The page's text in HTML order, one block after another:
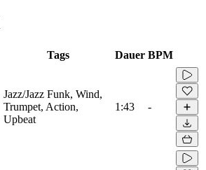
Tags Dauer BPM
Jazz/Jazz Funk, Wind,
Trumpet, Action,
Upbeat
1:43 -